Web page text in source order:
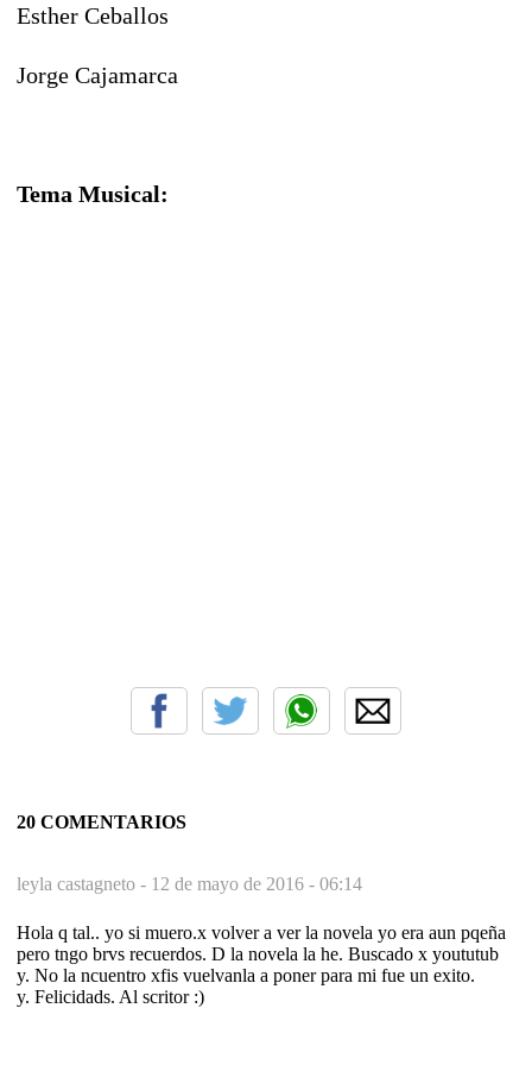
Esther Ceballos
Jorge Cajamarca
Tema Musical:
20 COMENTARIOS
leyla castagneto - 12 de mayo de 2016 - 06:14
Hola q tal.. yo si muero.x volver a ver la novela yo era aun pqeña
pero tngo brvs recuerdos. D la novela la he. Buscado x yoututub
y. No la ncuentro xfis vuelvanla a poner para mi fue un exito.
y. Felicidads. Al scritor :)